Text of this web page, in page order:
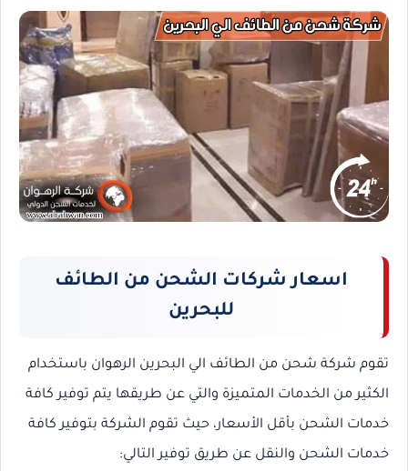
اسعار شركات الشحن من الطائف
للبحرين
تقوم شركة شحن من الطائف الي البحرين الرهوان باستخدام
الكثير من الخدمات المتميزة والتي عن طريقها يتم توفير كافة
خدمات الشحن بأقل الأسعار، حيث تقوم الشركة بتوفير كافة
خدمات الشحن والنقل عن طريق توفير التالي: